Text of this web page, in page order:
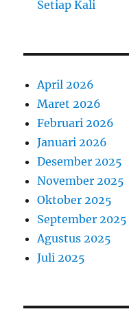
Setiap Kali
April 2026
Maret 2026
Februari 2026
Januari 2026
Desember 2025
November 2025
Oktober 2025
September 2025
Agustus 2025
Juli 2025